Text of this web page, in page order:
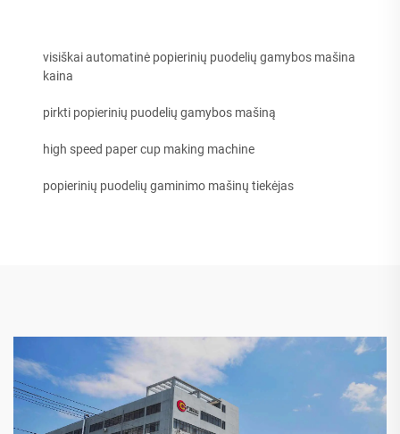
visiškai automatinė popierinių puodelių gamybos mašina
kaina
pirkti popierinių puodelių gamybos mašiną
high speed paper cup making machine
popierinių puodelių gaminimo mašinų tiekėjas